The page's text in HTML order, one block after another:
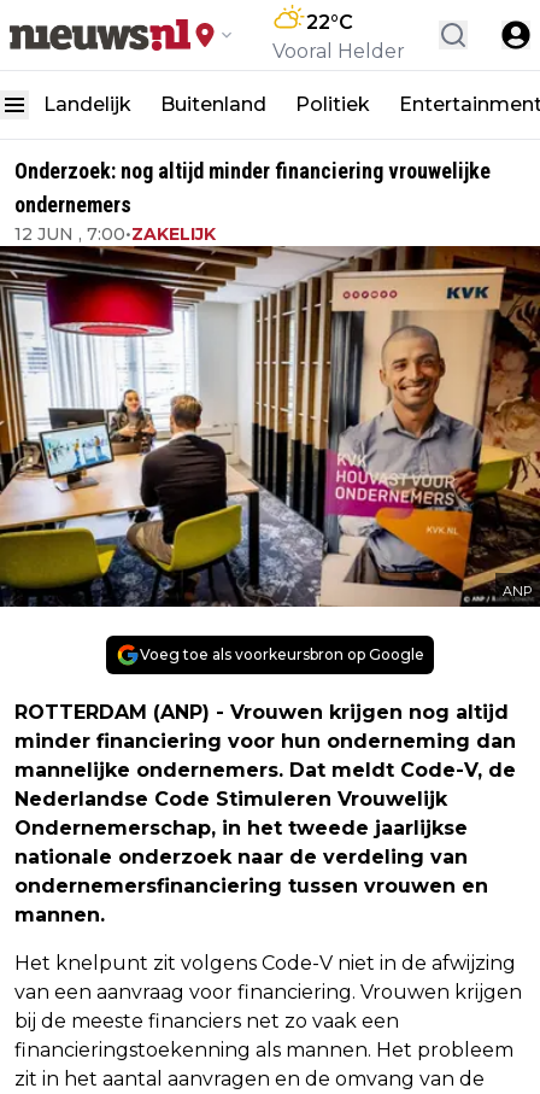
22°C
Vooral Helder
Landelijk Buitenland Politiek
Onderzoek: nog altijd minder financiering vrouwelijke
ondernemers
12 JUN , 7:00•ZAKELIJK
ANP
Voeg toe als voorkeursbron op Google
ROTTERDAM (ANP) - Vrouwen krijgen nog altijd
minder financiering voor hun onderneming dan
mannelijke ondernemers. Dat meldt Code-V, de
Nederlandse Code Stimuleren Vrouwelijk
Ondernemerschap, in het tweede jaarlijkse
nationale onderzoek naar de verdeling van
ondernemersfinanciering tussen vrouwen en
mannen.
Het knelpunt zit volgens Code-V niet in de afwijzing
van een aanvraag voor financiering. Vrouwen krijgen
bij de meeste financiers net zo vaak een
financieringstoekenning als mannen. Het probleem
zit in het aantal aanvragen en de omvang van de